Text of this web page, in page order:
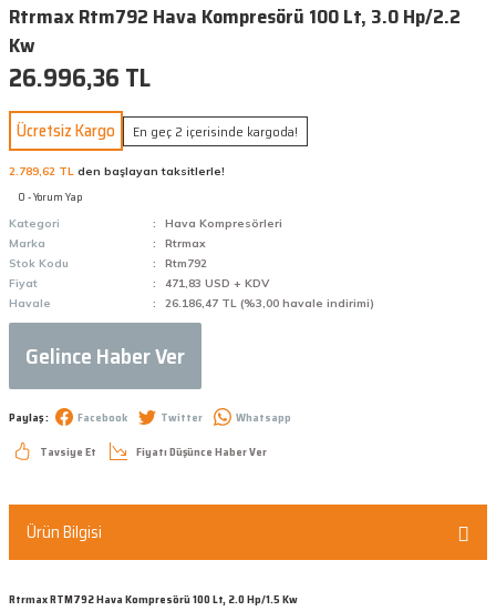
Rtrmax Rtm792 Hava Kompresörü 100 Lt, 3.0 Hp/2.2
Kw
26.996,36 TL
Ücretsiz Kargo En geç 2 içerisinde kargoda!
2.789,62 TL den başlayan taksitlerle!
0 - Yorum Yap
Kategori
Hava Kompresörleri
Marka
Rtrmax
Stok Kodu
Rtm792
Fiyat
471,83 USD + KDV
Havale
26.186,47 TL (%3,00 havale indirimi)
Gelince Haber Ver
Paylaş : Facebook Twitter
Whatsapp
Tavsiye Et
Fiyatı Düşünce Haber Ver
Ürün Bilgisi
Rtrmax RTM792 Hava Kompresörü 100 Lt, 2.0 Hp/1.5 Kw